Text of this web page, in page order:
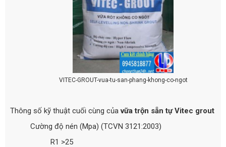
VITEC-GROUT-vua-tu-san-phang-khong-co-ngot
Thông số kỹ thuật cuối cùng củavữa trộn sẵn tự Vitec grout
Cường độ nén (Mpa) (TCVN 3121:2003)
R1 >25